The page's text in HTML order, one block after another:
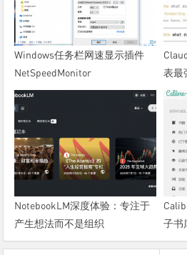
Windows任务栏网速显示插件
NetSpeedMonitor
表最
NotebookLM深度体验：专注于
产生想法而不是组织
子书